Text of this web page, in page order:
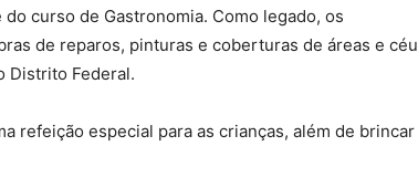
curso de Gastronomia. Como legado, os
de reparos, pinturas e coberturas de áreas e céu
Distrito Federal.
refeição especial para as crianças, além de brincar